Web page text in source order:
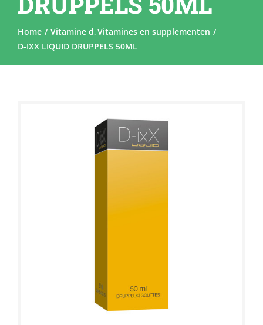
Diensten
Contacteer Ons
Home Vitamine d Vitamines en supplementen
D-IXX LIQUID DRUPPELS 50ML